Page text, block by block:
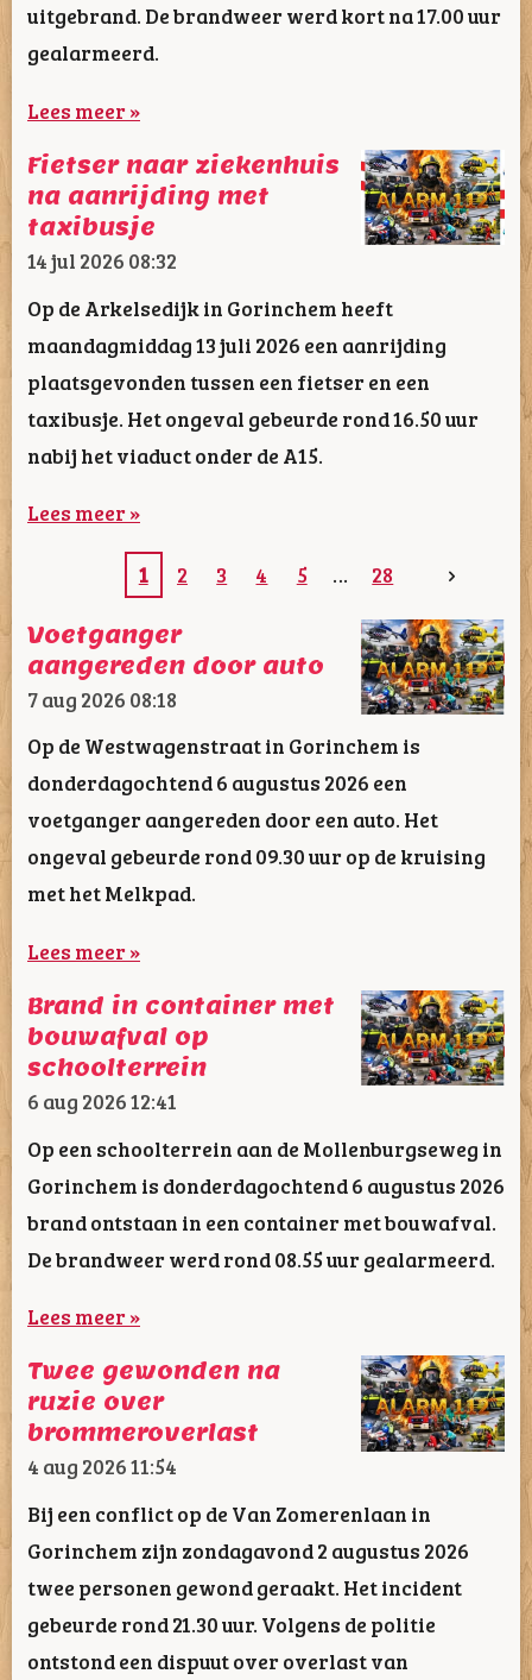
uitgebrand. De brandweer werd kort na 17.00 uur
gealarmeerd.
Lees meer »
Fietser naar ziekenhuis
na aanrijding met
taxibusje
14 jul 2026 08:32
Op de Arkelsedijk in Gorinchem heeft
maandagmiddag 13 juli 2026 een aanrijding
plaatsgevonden tussen een fietser en een
taxibusje. Het ongeval gebeurde rond 16.50 uur
nabij het viaduct onder de A15.
Lees meer »
1 2 3 4 5 28
Voetganger
aangereden door auto
7 aug 2026 08:18
Op de Westwagenstraat in Gorinchem is
donderdagochtend 6 augustus 2026 een
voetganger aangereden door een auto. Het
ongeval gebeurde rond 09.30 uur op de kruising
met het Melkpad.
Lees meer »
Brand in container met
bouwafval op
schoolterrein
6 aug 202612:41
Op een schoolterrein aan de Mollenburgseweg in
Gorinchem is donderdagochtend 6 augustus 2026
brand ontstaan in een container met bouwafval.
De brandweer werd rond 08.55 uur gealarmeerd.
Lees meer »
Twee gewonden na
ruzie over
brommeroverlast
4 aug 202611:54
Bij een conflict op de Van Zomerenlaan in
Gorinchem zijn zondagavond 2 augustus 2026
twee personen gewond geraakt. Het incident
gebeurde rond 21.30 uur. Volgens de politie
ontstond een dispuut over overlast van